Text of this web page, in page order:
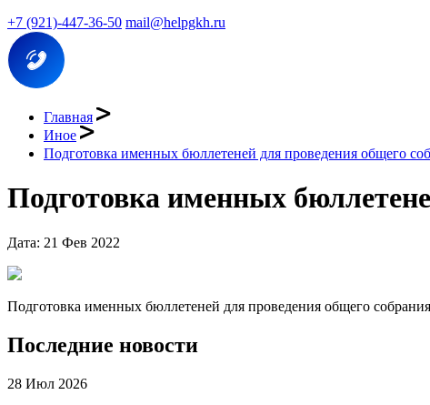
+7 (921)-447-36-50 mail@helpgkh.ru
Главная
Иное
Подготовка именных бюллетеней для проведения общего
Подготовка именных
Дата: 21 Фев 2022
Подготовка именных бюллетеней для проведения общего
Последние новости
28 Июл 2026